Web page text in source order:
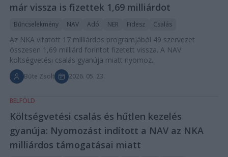
már vissza is fizettek 1,69 milliárdot
Bűncselekmény NAV Adó NER Fidesz Csalás
Az NKA vitatott 17 milliárdos programjából 49 szervezet
összesen 1,69 milliárd forintot fizetett vissza. A NAV
költségvetési csalás gyanúja miatt nyomoz.
Bűte Zsolt 2026. 05. 23.
BELFÖLD
Költségvetési csalás és hűtlen kezelés
gyanúja: Nyomozást indított a NAV az NKA
milliárdos támogatásai miatt